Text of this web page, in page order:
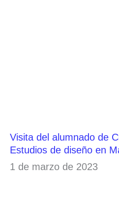
Visita del alumnado de
Estudios de diseño en
1 de marzo de 2023